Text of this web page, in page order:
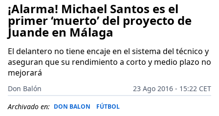
¡Alarma! Michael Santos es el
primer ‘muerto’ del proyecto de
Juande en Málaga
El delantero no tiene encaje en el sistema del técnico y
aseguran que su rendimiento a corto y medio plazo no
mejorará
Don Balón
23 Ago 2016 - 15:22 CET
Archivado en: DON BALON FÚTBOL